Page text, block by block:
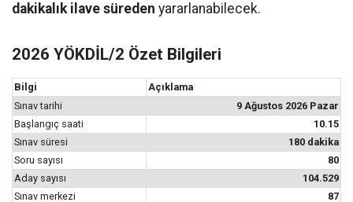
dakikalık ilave süreden yararlanabilecek.
2026 YÖKDİL/2 Özet Bilgileri
Bilgi
Açıklama
Sınav tarihi
9 Ağustos 2026 Pazar
Başlangıç saati
10.15
Sınav süresi
180 dakika
Soru sayısı
80
Aday sayısı
104.529
Sınav merkezi
87